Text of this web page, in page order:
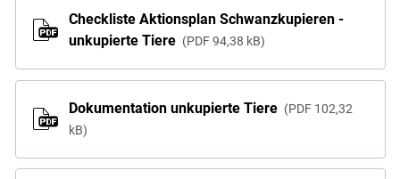
Checkliste Aktionsplan Schwanzkupieren -
unkupierte Tiere
PDF 94,38 kB
Dokumentation unkupierte Tiere PDF 102,32
kB